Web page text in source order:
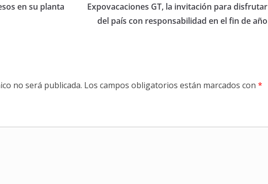
en su planta
Expovacaciones GT, la invitación para disfrutar
del país con responsabilidad en el fin de año
no será publicada. Los campos obligatorios están marcados con *